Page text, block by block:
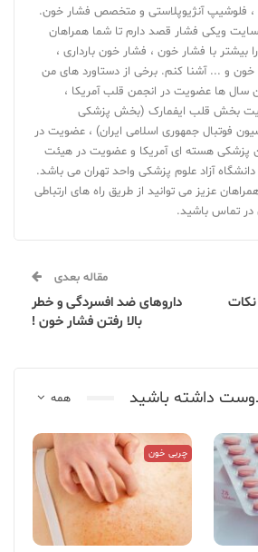
، فلوشیپ آنژیوپلاستی و متخصص فشار خون.
ویکی فشار قصد دارم تا شما همراهان
بیشتر با فشار خون ، فشار خون بارداری ،
و ... آشنا کنم. برخی از دستاورد های من
سال ها عضویت در انجمن قلب آمریکا ،
بخش قلب ایفمارک (بخش پزشکی
فوتبال جمهوری اسلامی ایران) ، عضویت در
پزشکی هسته ای آمریکا و عضویت در هیئت
آزاد علوم پزشکی واحد تهران می باشد.
عزیز می توانید از طریق راه های ارتباطی
در تماس باشید.
نکات
مقاله بعدی
داروهای ضد افسردگی و خطر
بالا رفتن فشار خون !
همه داشته باشید
چربی خون